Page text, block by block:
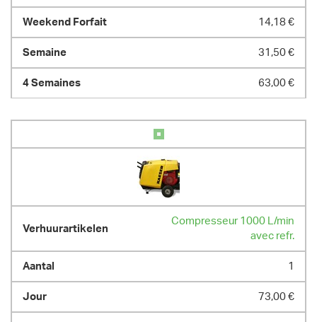
14,18 €
31,50 €
63,00 €
Compresseur 1000 L/min
avec refr.
1
73,00 €